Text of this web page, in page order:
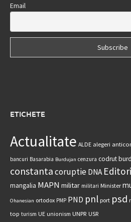
Email
ETICHETE
Actualitate ALDE alegeri
bancuri Basarabia Burdujan cenzura codrut
constantacoruptie DNA
mangalia MAPN militar militari Minister
Ohanesian ortodox PMP PND pnl port psd
top turism UE unionism UNPR USR